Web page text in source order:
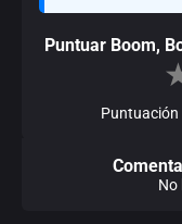
Puntuar Boom,
Puntuación
No